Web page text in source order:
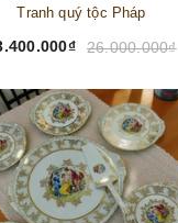
Tranh quý tộc Pháp
26.000.000₫